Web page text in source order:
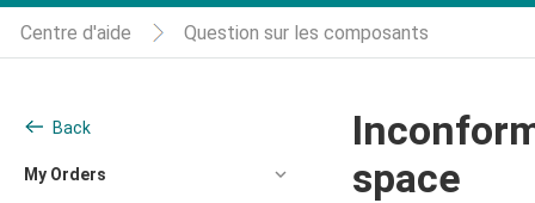
Centre d'aide Question sur les composants
space
Back
My Orders